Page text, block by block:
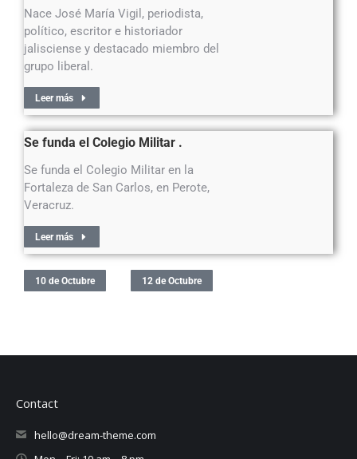
Nace José María Vigil, periodista,
político, escritor e historiador
jalisciense y destacado miembro del
grupo liberal.
Leer más
Se funda el Colegio Militar .
Se funda el Colegio Militar en la
Fortaleza de San Carlos, en Perote,
Veracruz.
Leer más
10 de Octubre 12 de Octubre
Contact
hello@dream-theme.com